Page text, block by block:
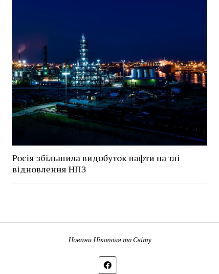
Росія збільшила видобуток нафти на тлі
відновлення НПЗ
Новини Нікополя та Світу